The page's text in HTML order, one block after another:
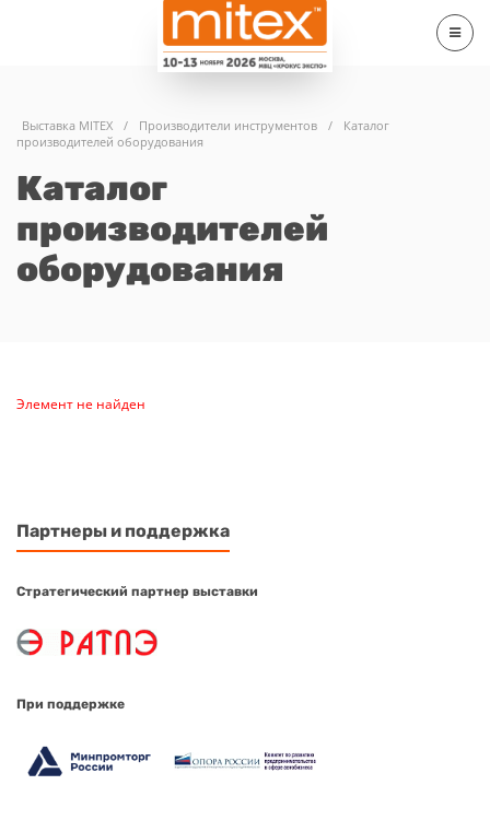
Выставка MITEX / Производители инструментов /
Каталог
производителей оборудования
Каталог
производителей
оборудования
Элемент не найден
Партнеры и поддержка
Стратегический партнер выставки
При поддержке